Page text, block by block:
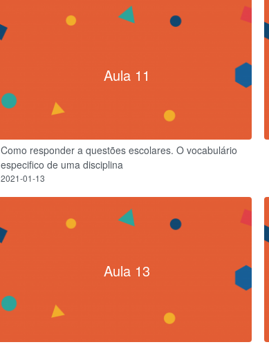
Aula 11
Como responder a questões escolares. O vocabulário
especifico de uma disciplina
2021-01-13
Aula 13